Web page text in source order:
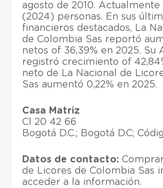
agosto de 2010. Actualmente
(2024) personas. En sus
financieros destacados, La
de Colombia Sas reportó
netos of 36,39% en 2025. Su
registró crecimiento of
neto de La Nacional de
Sas aumentó 0,22% en 2025.
Casa Matriz
Cl 20 42 66
Bogotá D.C.; Bogotá D.C;
Datos de contacto:
de Licores de Colombia Sas
acceder a la información.